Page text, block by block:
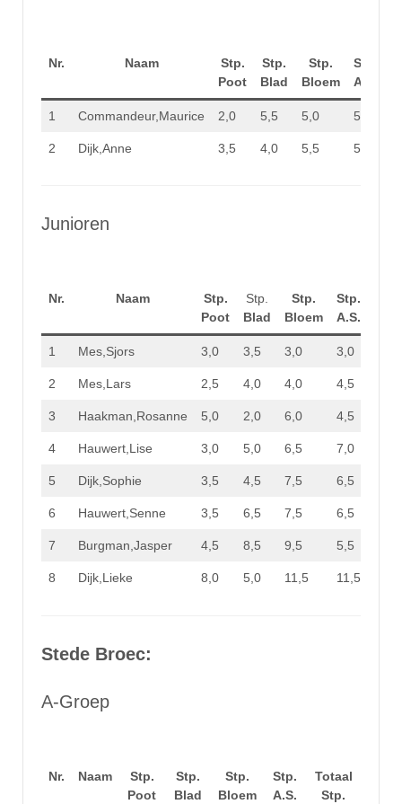
Nr. Naam
Stp.
Poot
Stp.
Blad
Stp.
Bloem
Stp.
A.S.
1 Commandeur,Maurice 2,0 5,5 5,0 5,5
2 Dijk,Anne 3,5 4,0 5,5 5,5
Junioren
Nr. Naam
Stp.
Poot
Stp.
Blad
Stp.
Bloem
Stp.
A.S.
1 Mes,Sjors 3,0 3,5 3,0 3,0
2 Mes,Lars 2,5 4,0 4,0 4,5
3 Haakman,Rosanne 5,0 2,0 6,0 4,5
4 Hauwert,Lise 3,0 5,0 6,5 7,0
5 Dijk,Sophie 3,5 4,5 7,5 6,5
6 Hauwert,Senne 3,5 6,5 7,5 6,5
7 Burgman,Jasper 4,5 8,5 9,5 5,5
8 Dijk,Lieke 8,0 5,0 11,5 11,5
Stede Broec:
A-Groep
Nr. Naam
Stp.
Poot
Stp.
Blad
Stp.
Bloem
Stp.
A.S.
Totaal
Stp.